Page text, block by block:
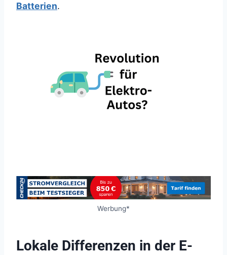
Batterien.
Werbung*
Lokale Differenzen in der E-